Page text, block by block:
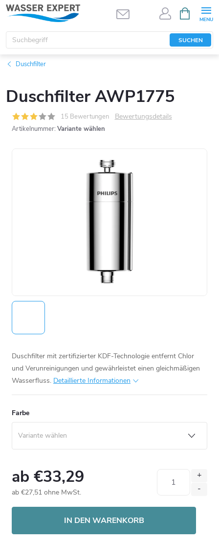
Zum
Inhalt
springen
SUCHEN
Duschfilter
Duschfilter AWP1775
15 Bewertungen Bewertungsdetails
Artikelnummer: Variante wählen
Duschfilter mit zertifizierter KDF-Technologie entfernt Chlor
und Verunreinigungen und gewährleistet einen gleichmäßigen
Wasserfluss. Detaillierte Informationen
Farbe
ab €33,29
ab €27,51 ohne MwSt.
IN DEN WARENKORB